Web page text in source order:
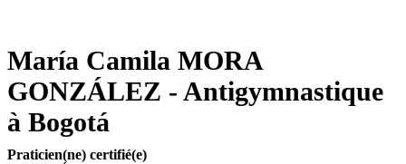
María Camila MORA
GONZÁLEZ - Antigymnastique
à Bogotá
Praticien(ne) certifié(e)